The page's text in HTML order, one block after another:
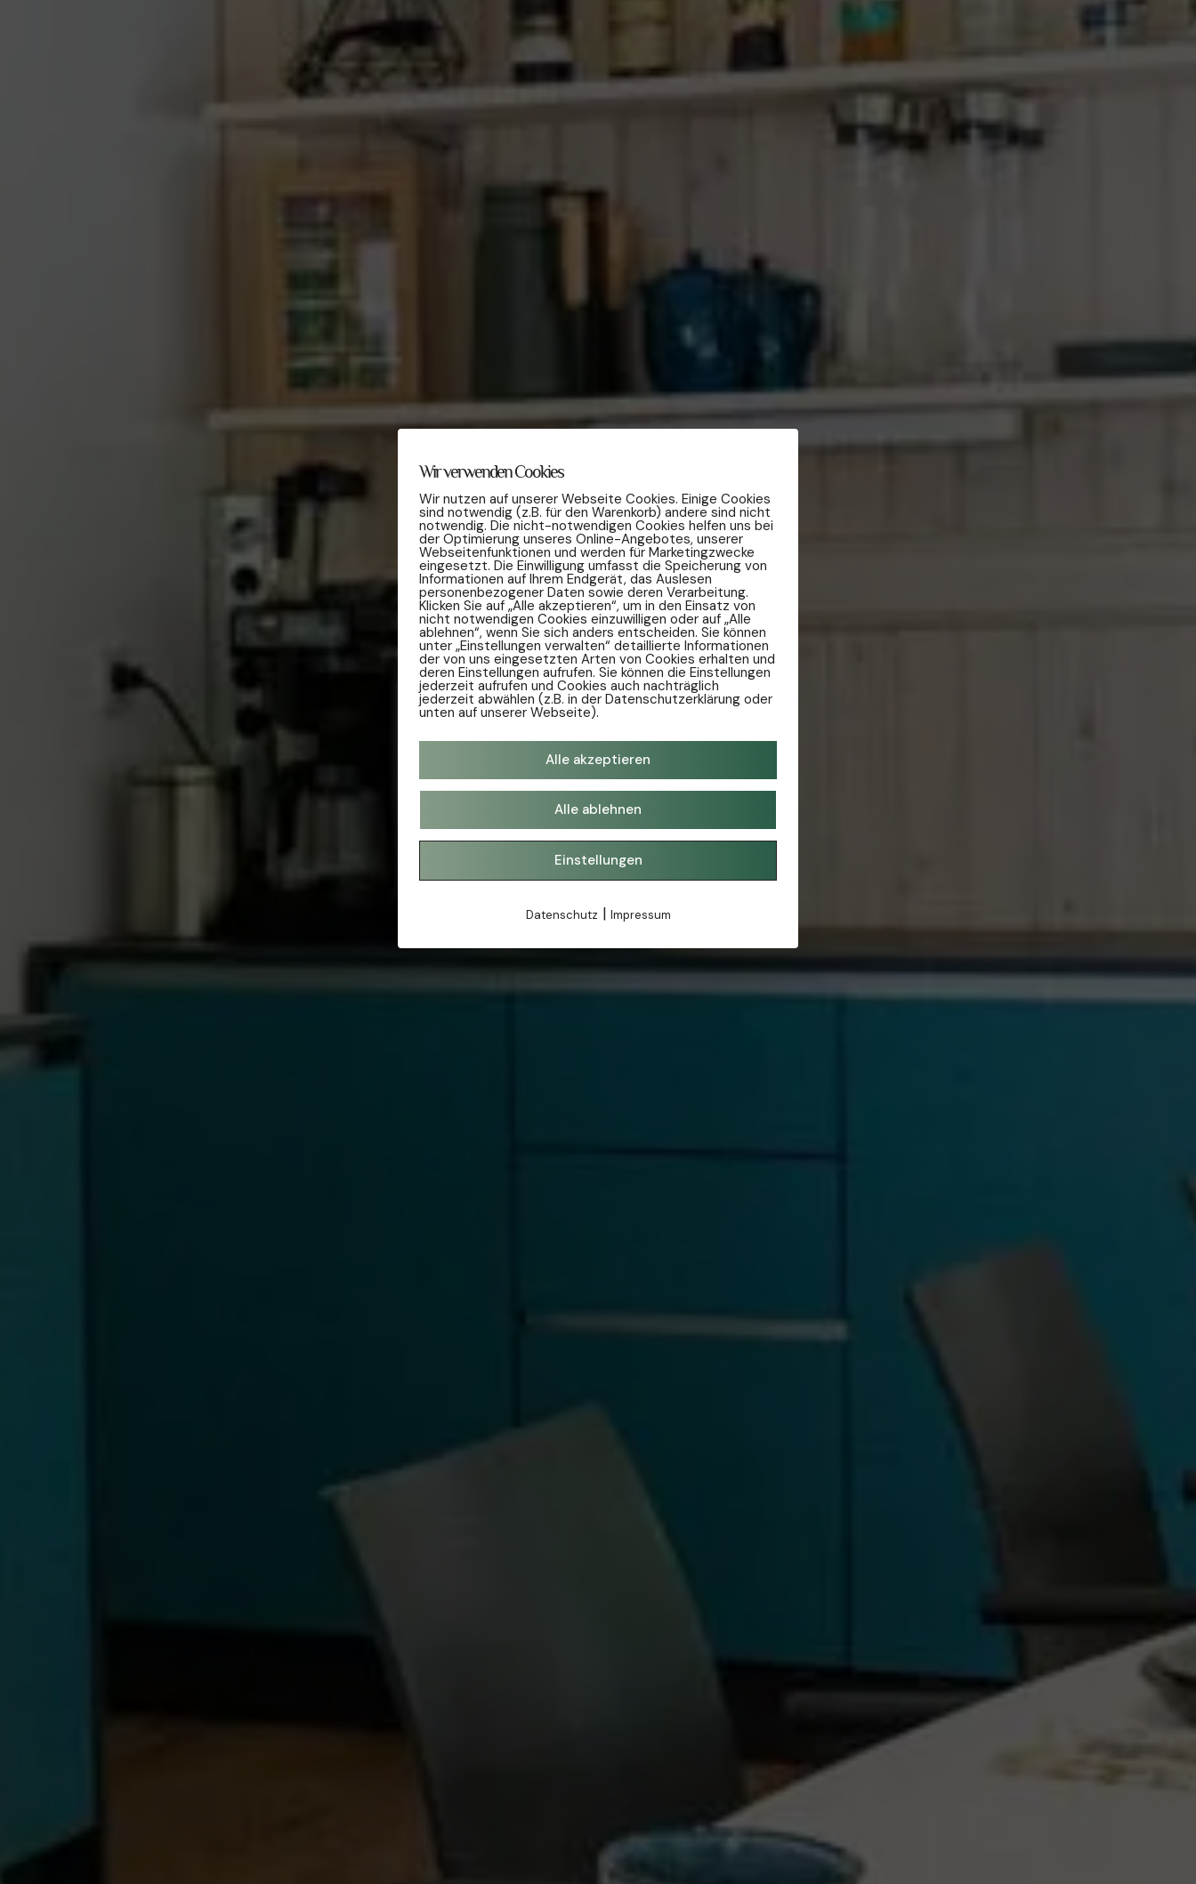
Wir verwenden Cookies
Wir nutzen auf unserer Webseite Cookies. Einige Cookies
sind notwendig (z.B. für den Warenkorb) andere sind nicht
notwendig. Die nicht-notwendigen Cookies helfen uns bei
der Optimierung unseres Online-Angebotes, unserer
Webseitenfunktionen und werden für Marketingzwecke
eingesetzt. Die Einwilligung umfasst die Speicherung von
Informationen auf Ihrem Endgerät, das Auslesen
personenbezogener Daten sowie deren Verarbeitung.
Klicken Sie auf „Alle akzeptieren“, um in den Einsatz von
nicht notwendigen Cookies einzuwilligen oder auf „Alle
ablehnen“, wenn Sie sich anders entscheiden. Sie können
unter „Einstellungen verwalten“ detaillierte Informationen
der von uns eingesetzten Arten von Cookies erhalten und
deren Einstellungen aufrufen. Sie können die Einstellungen
jederzeit aufrufen und Cookies auch nachträglich
jederzeit abwählen (z.B. in der Datenschutzerklärung oder
unten auf unserer Webseite).
Alle akzeptieren
Alle ablehnen
Einstellungen
Datenschutz | Impressum